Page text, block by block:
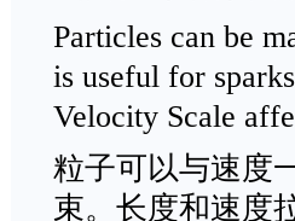
Particles can be
is useful for
Velocity Scale
粒子可以与速度
束。长度和速度